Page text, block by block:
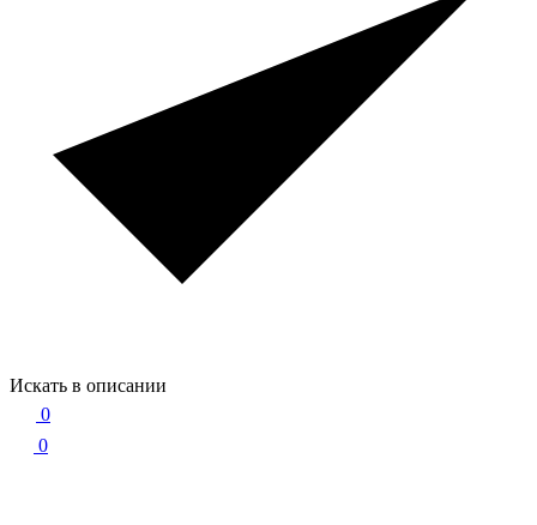
Искать в описании
0
0